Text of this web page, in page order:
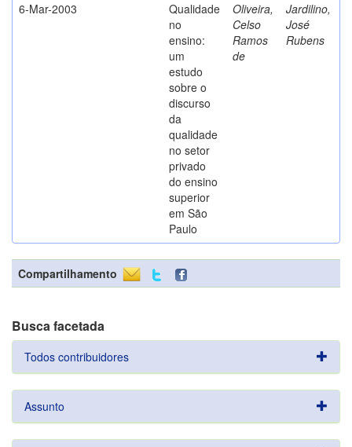
6-Mar-2003
Qualidade
no
ensino:
um
estudo
sobre o
discurso
da
qualidade
no setor
privado
do ensino
superior
em São
Paulo
Oliveira,
Celso
Ramos
de
Jardilino,
José
Rubens
Compartilhamento
Busca facetada
Todos contribuidores
Assunto